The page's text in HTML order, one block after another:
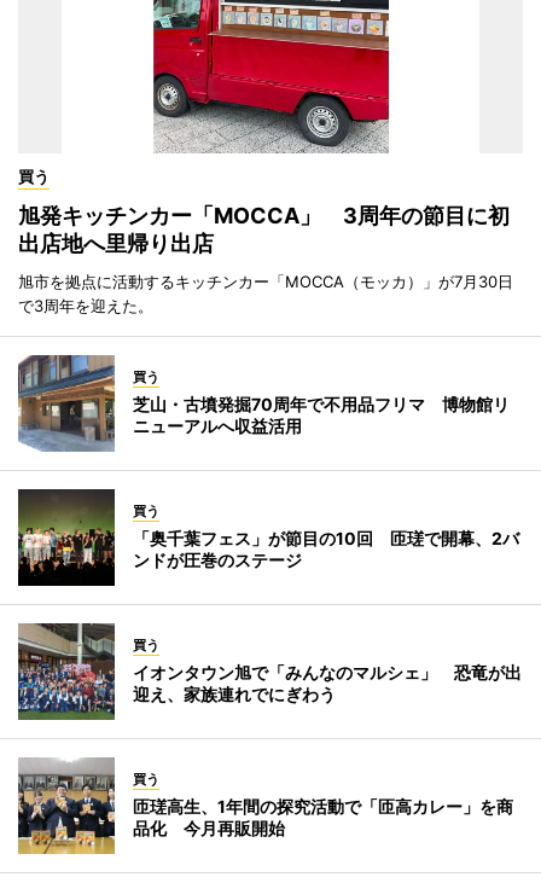
買う
旭発キッチンカー「MOCCA」 3周年の節目に初
出店地へ里帰り出店
旭市を拠点に活動するキッチンカー「MOCCA（モッカ）」が7月30日
で3周年を迎えた。
買う
芝山・古墳発掘70周年で不用品フリマ 博物館リ
ニューアルへ収益活用
買う
「奥千葉フェス」が節目の10回 匝瑳で開幕、2バ
ンドが圧巻のステージ
買う
イオンタウン旭で「みんなのマルシェ」 恐竜が出
迎え、家族連れでにぎわう
買う
匝瑳高生、1年間の探究活動で「匝高カレー」を商
品化 今月再販開始